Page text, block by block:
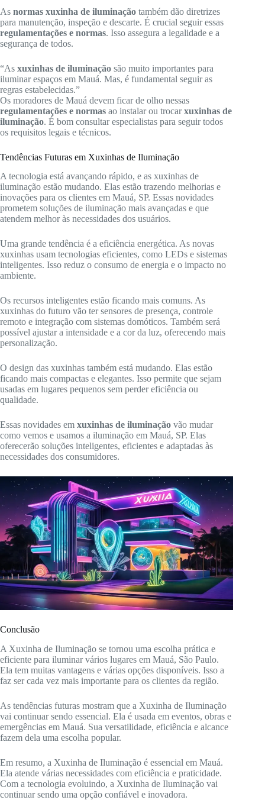
As normas xuxinha de iluminação também dão diretrizes
para manutenção, inspeção e descarte. É crucial seguir essas
regulamentações e normas. Isso assegura a legalidade e a
segurança de todos.
“As xuxinhas de iluminação são muito importantes para
iluminar espaços em Mauá. Mas, é fundamental seguir as
regras estabelecidas.”
Os moradores de Mauá devem ficar de olho nessas
regulamentações e normas ao instalar ou trocarxuxinhas de
iluminação. É bom consultar especialistas para seguir todos
os requisitos legais e técnicos.
Tendências Futuras em Xuxinhas de Iluminação
A tecnologia está avançando rápido, e as xuxinhas de
iluminação estão mudando. Elas estão trazendo melhorias e
inovações para os clientes em Mauá, SP. Essas novidades
prometem soluções de iluminação mais avançadas e que
atendem melhor às necessidades dos usuários.
Uma grande tendência é a eficiência energética. As novas
xuxinhas usam tecnologias eficientes, como LEDs e sistemas
inteligentes. Isso reduz o consumo de energia e o impacto no
ambiente.
Os recursos inteligentes estão ficando mais comuns. As
xuxinhas do futuro vão ter sensores de presença, controle
remoto e integração com sistemas domóticos. Também será
possível ajustar a intensidade e a cor da luz, oferecendo mais
personalização.
O design das xuxinhas também está mudando. Elas estão
ficando mais compactas e elegantes. Isso permite que sejam
usadas em lugares pequenos sem perder eficiência ou
qualidade.
Essas novidades em xuxinhas de iluminação vão mudar
como vemos e usamos a iluminação em Mauá, SP. Elas
oferecerão soluções inteligentes, eficientes e adaptadas às
necessidades dos consumidores.
Conclusão
A Xuxinha de Iluminação se tornou uma escolha prática e
eficiente para iluminar vários lugares em Mauá, São Paulo.
Ela tem muitas vantagens e várias opções disponíveis. Isso a
faz ser cada vez mais importante para os clientes da região.
As tendências futuras mostram que a Xuxinha de Iluminação
vai continuar sendo essencial. Ela é usada em eventos, obras e
emergências em Mauá. Sua versatilidade, eficiência e alcance
fazem dela uma escolha popular.
Em resumo, a Xuxinha de Iluminação é essencial em Mauá.
Ela atende várias necessidades com eficiência e praticidade.
Com a tecnologia evoluindo, a Xuxinha de Iluminação vai
continuar sendo uma opção confiável e inovadora.